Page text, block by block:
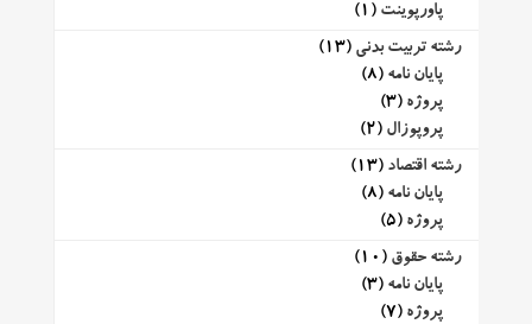
پاورپوینت (1)
رشته تربیت بدنی (13)
پایان نامه (8)
پروژه (3)
پروپوزال (2)
رشته اقتصاد (13)
پایان نامه (8)
پروژه (5)
رشته حقوق (10)
پایان نامه (3)
پروژه (7)